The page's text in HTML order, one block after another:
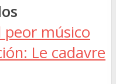
peor músico
Le cadavre